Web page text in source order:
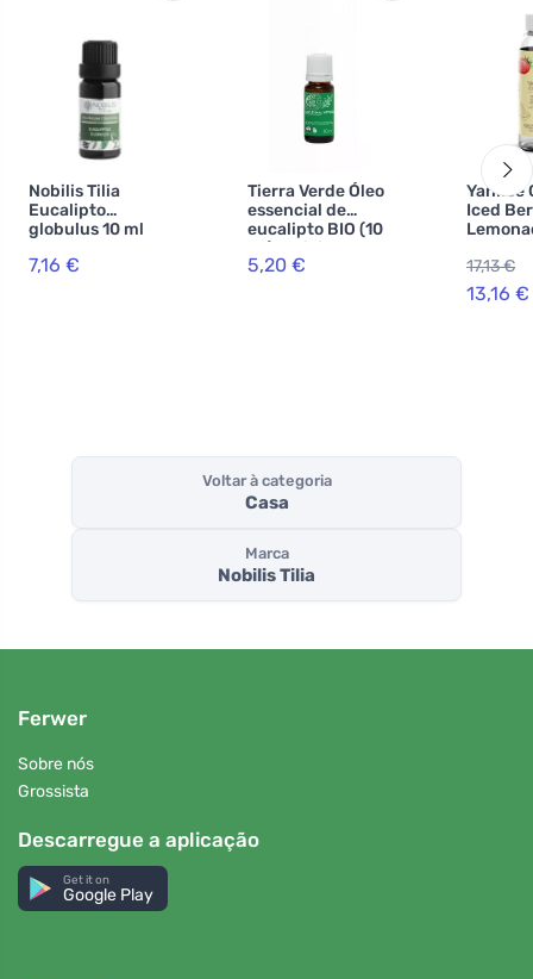
Nobilis Tilia
Eucalipto
globulus 10 ml
7,16 €
Tierra Verde Óleo
essencial de
eucalipto BIO (10
ml) - alivia as
constipações
5,20 €
Yankee
Iced
difusor
aromas
17,13 €
13,16 €
Voltar à categoria
Casa
Marca
Nobilis Tilia
Ferwer
Sobre nós
Grossista
Descarregue a aplicação
Get it on
Google Play